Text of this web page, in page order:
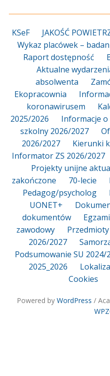
KSeF
JAKOŚĆ
Wykaz placówek –
Raport dostępność
Aktualne
absolwenta
Ekopracownia
koronawirusem
2025/2026
Informacje o
szkolny 2026/2027
2026/2027
Kierunki
Informator ZS 2026/2027
Projekty unijne
zakończone
70-lecie
Pedagog/psycholog
UONET+
dokumentów
zawodowy
2026/2027
Podsumowanie SU 2024/
2025_2026
Cookies
Powered by WordPress /